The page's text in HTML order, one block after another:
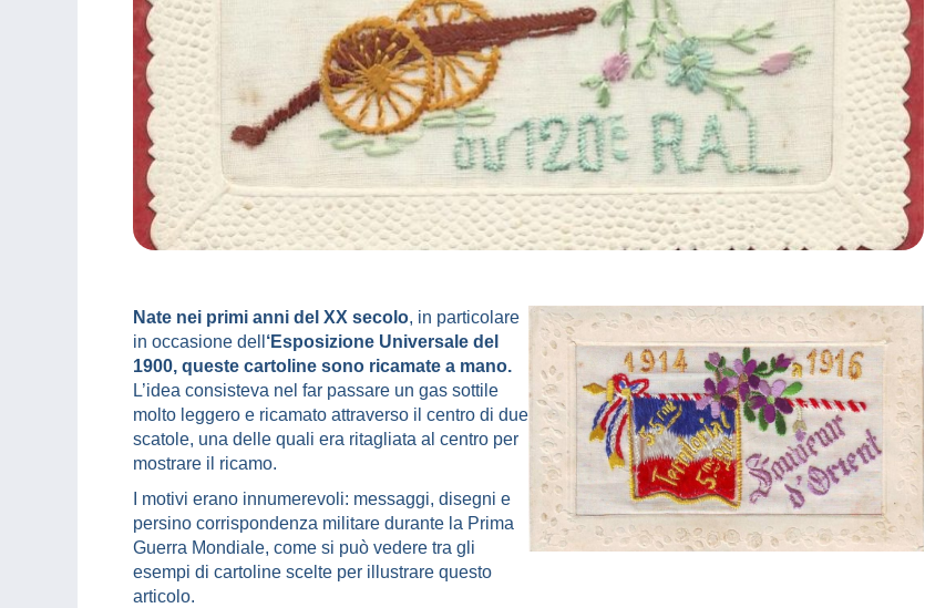
Nate nei primi anni del XX secolo, in particolare
in occasione dell ‘Esposizione Universale del
1900, queste cartoline sono ricamate a mano.
L’idea consisteva nel far passare un gas sottile
molto leggero e ricamato attraverso il centro di due
scatole, una delle quali era ritagliata al centro per
mostrare il ricamo.
I motivi erano innumerevoli: messaggi, disegni e
persino corrispondenza militare durante la Prima
Guerra Mondiale, come si può vedere tra gli
esempi di cartoline scelte per illustrare questo
articolo.